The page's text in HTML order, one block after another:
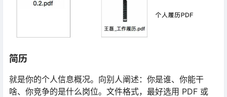
简历
就是你的个人信息概况。向别人阐述：你是谁、你能干
啥、你竞争的是什么岗位。文件格式，最好选用 PDF 或